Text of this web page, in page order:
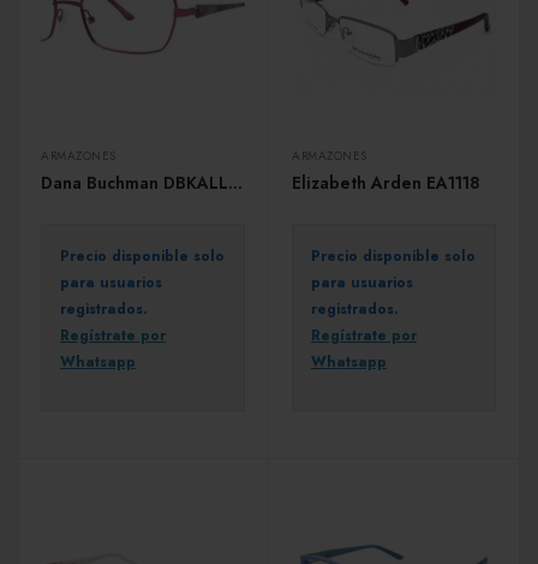
ARMAZONES
Dana Buchman DBKALLAWAY
Precio disponible solo
para usuarios
registrados.
Regístrate por
Whatsapp
ARMAZONES
Elizabeth Arden EA1118
Precio disponible solo
para usuarios
registrados.
Regístrate por
Whatsapp